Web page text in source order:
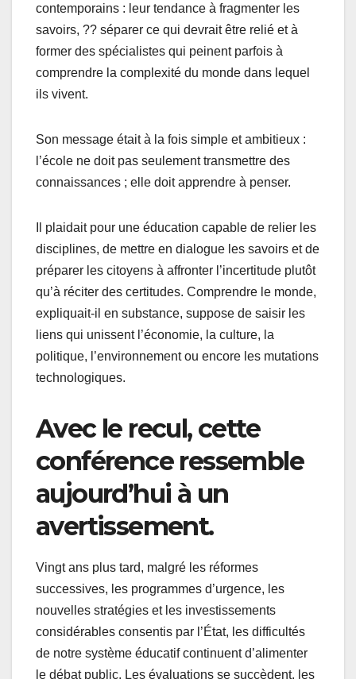
contemporains : leur tendance à fragmenter les
savoirs, ?? séparer ce qui devrait être relié et à
former des spécialistes qui peinent parfois à
comprendre la complexité du monde dans lequel
ils vivent.
Son message était à la fois simple et ambitieux :
l’école ne doit pas seulement transmettre des
connaissances ; elle doit apprendre à penser.
Il plaidait pour une éducation capable de relier les
disciplines, de mettre en dialogue les savoirs et de
préparer les citoyens à affronter l’incertitude plutôt
qu’à réciter des certitudes. Comprendre le monde,
expliquait-il en substance, suppose de saisir les
liens qui unissent l’économie, la culture, la
politique, l’environnement ou encore les mutations
technologiques.
Avec le recul, cette
conférence ressemble
aujourd’hui à un
avertissement.
Vingt ans plus tard, malgré les réformes
successives, les programmes d’urgence, les
nouvelles stratégies et les investissements
considérables consentis par l’État, les difficultés
de notre système éducatif continuent d’alimenter
le débat public. Les évaluations se succèdent, les